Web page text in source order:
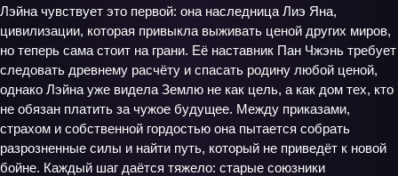
Лэйна чувствует это первой: она наследница Лиэ Яна,
цивилизации, которая привыкла выживать ценой других миров,
но теперь сама стоит на грани. Её наставник Пан Чжэнь требует
следовать древнему расчёту и спасать родину любой ценой,
однако Лэйна уже видела Землю не как цель, а как дом тех, кто
не обязан платить за чужое будущее. Между приказами,
страхом и собственной гордостью она пытается собрать
разрозненные силы и найти путь, который не приведёт к новой
бойне. Каждый шаг даётся тяжело: старые союзники